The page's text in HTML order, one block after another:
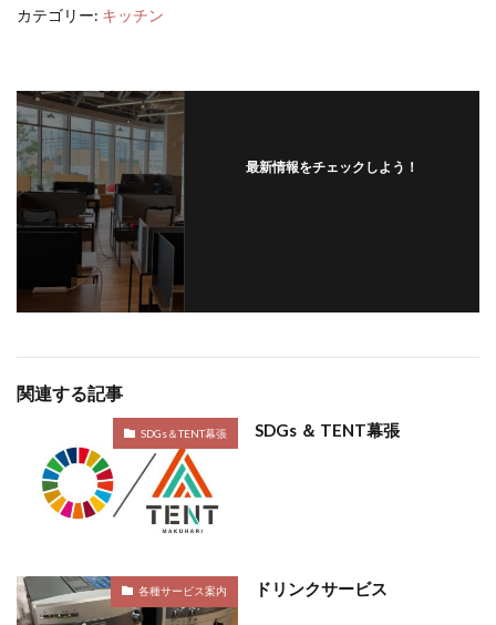
カテゴリー: キッチン
最新情報をチェックしよう！
関連する記事
SDGs＆TENT幕張 SDGs ＆ TENT幕張
各種サービス案内 ドリンクサービス